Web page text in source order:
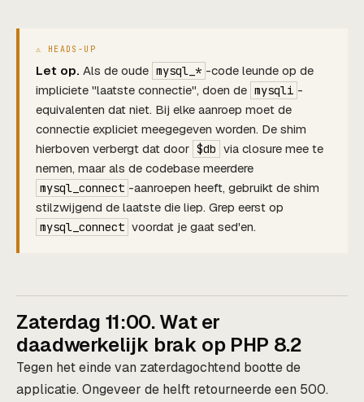
Let op. Als de oude mysql_* -code leunde op de
impliciete "laatste connectie", doen de mysqli -
equivalenten dat niet. Bij elke aanroep moet de
connectie expliciet meegegeven worden. De shim
hierboven verbergt dat door $db via closure mee te
nemen, maar als de codebase meerdere
mysql_connect -aanroepen heeft, gebruikt de shim
stilzwijgend de laatste die liep. Grep eerst op
mysql_connect voordat je gaat sed'en.
Zaterdag 11:00. Wat er
daadwerkelijk brak op PHP 8.2
Tegen het einde van zaterdagochtend bootte de
applicatie. Ongeveer de helft retourneerde een 500.